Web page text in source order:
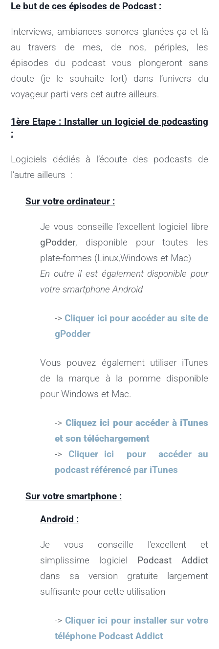
Le but de ces épisodes de Podcast :
Interviews, ambiances sonores glanées ça et là
au travers de mes, de nos, périples, les
épisodes du podcast vous plongeront sans
doute (je le souhaite fort) dans l’univers du
voyageur parti vers cet autre ailleurs.
1ère Etape : Installer un logiciel de podcasting
:
Logiciels dédiés à l’écoute des podcasts de
l’autre ailleurs :
Sur votre ordinateur :
Je vous conseille l’excellent logiciel libre
gPodder, disponible pour toutes les
plate-formes (Linux,Windows et Mac)
En outre il est également disponible pour
votre smartphone Android
-> Cliquer ici pour accéder au site de
gPodder
Vous pouvez également utiliser iTunes
de la marque à la pomme disponible
pour Windows et Mac.
-> Cliquez ici pour accéder à iTunes
et son téléchargement
-> Cliquer ici pour accéder au
podcast référencé par iTunes
Sur votre smartphone :
Android :
Je vous conseille l’excellent et
simplissime logiciel
Podcast Addict
dans sa version gratuite largement
suffisante pour cette utilisation
-> Cliquer ici pour installer sur votre
téléphone Podcast Addict